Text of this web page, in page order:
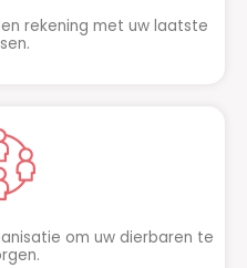
rekening met uw laatste
om uw dierbaren te